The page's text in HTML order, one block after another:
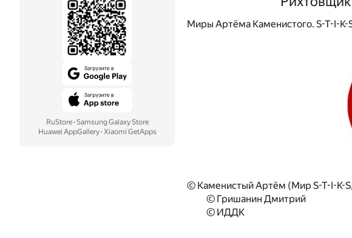
RuStore· Samsung Galaxy Store
Huawei AppGallery· Xiaomi GetApps
Миры Артёма Каменистого. S-T-I-K-
© Каменистый Артём (Мир S-T-I-K-
© Гришанин Дмитрий
© ИДДК